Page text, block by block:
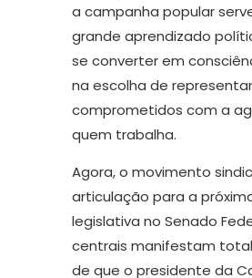
a campanha popular
grande aprendizado
se converter em
na escolha de
comprometidos com a
quem trabalha.
Agora, o movimento
articulação para a
legislativa no Senado
centrais manifestam
de que o presidente da